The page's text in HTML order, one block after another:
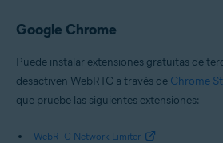
Google Chrome
Puede instalar extensiones gratuitas de
desactiven WebRTC a través de Chrome
que pruebe las siguientes extensiones:
WebRTC Network Limiter